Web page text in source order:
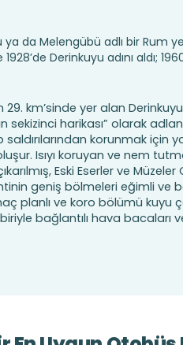
da Melengübü adlı bir Rum
Derinkuyu adını aldı;
km’sinde yer alan
sekizinci harikası” olarak
saldırılarından korunmak
Isıyı koruyan ve nem
Eski Eserler ve
geniş bölmeleri eğimli ve
planlı ve koro bölümü kuyu
bağlantılı hava bacaları